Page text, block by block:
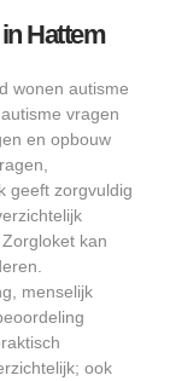
Hattem
wonen autisme
vragen
en opbouw
geeft zorgvuldig
kan
menselijk
ook